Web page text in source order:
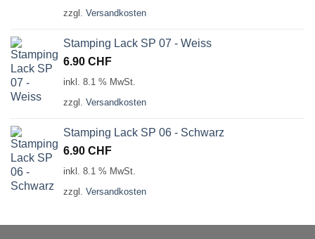
zzgl. Versandkosten
Stamping Lack SP 07 - Weiss
6.90 CHF
inkl. 8.1 % MwSt.
zzgl. Versandkosten
Stamping Lack SP 06 - Schwarz
6.90 CHF
inkl. 8.1 % MwSt.
zzgl. Versandkosten